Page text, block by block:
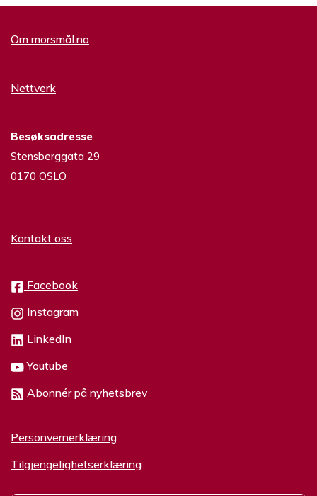
Om morsmål.no
Nettverk
Besøksadresse
Stensberggata 29
0170 OSLO
Kontakt oss
Facebook
Instagram
LinkedIn
Youtube
Abonnér på nyhetsbrev
Personvernerklæring
Tilgjengelighetserklæring